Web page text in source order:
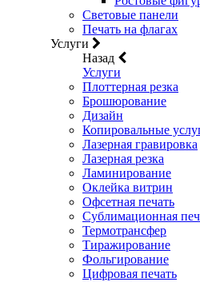
Световые панели
Печать на флагах
Услуги
Назад
Услуги
Плоттерная резка
Брошюрование
Дизайн
Копировальные
Лазерная гравировка
Лазерная резка
Ламинирование
Оклейка витрин
Офсетная печать
Сублимационная
Термотрансфер
Тиражирование
Фольгирование
Цифровая печать